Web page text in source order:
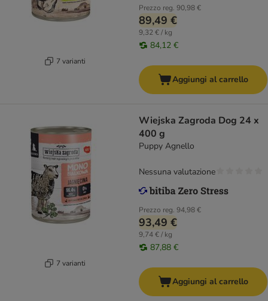
7 varianti
Prezzo reg. 90,98 €
89,49 €
9,32 € / kg
84,12 €
Aggiungi al carrello
7 varianti
Wiejska Zagroda Dog 24 x
400 g
Puppy Agnello
Prezzo reg. 94,98 €
93,49 €
9,74 € / kg
87,88 €
Nessuna valutazione
Aggiungi al carrello